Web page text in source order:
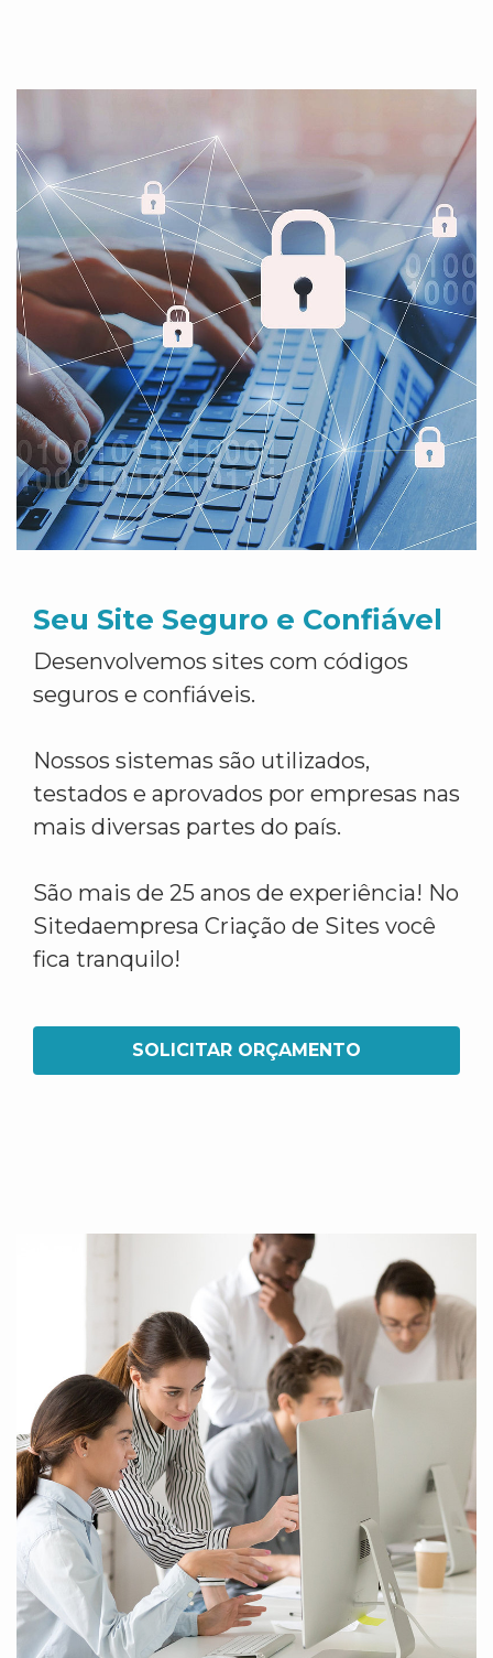
Seu Site Seguro e Confiável
Desenvolvemos sites com códigos
seguros e confiáveis.
Nossos sistemas são utilizados,
testados e aprovados por empresas nas
mais diversas partes do país.
São mais de 25 anos de experiência! No
Sitedaempresa Criação de Sites você
fica tranquilo!
SOLICITAR ORÇAMENTO